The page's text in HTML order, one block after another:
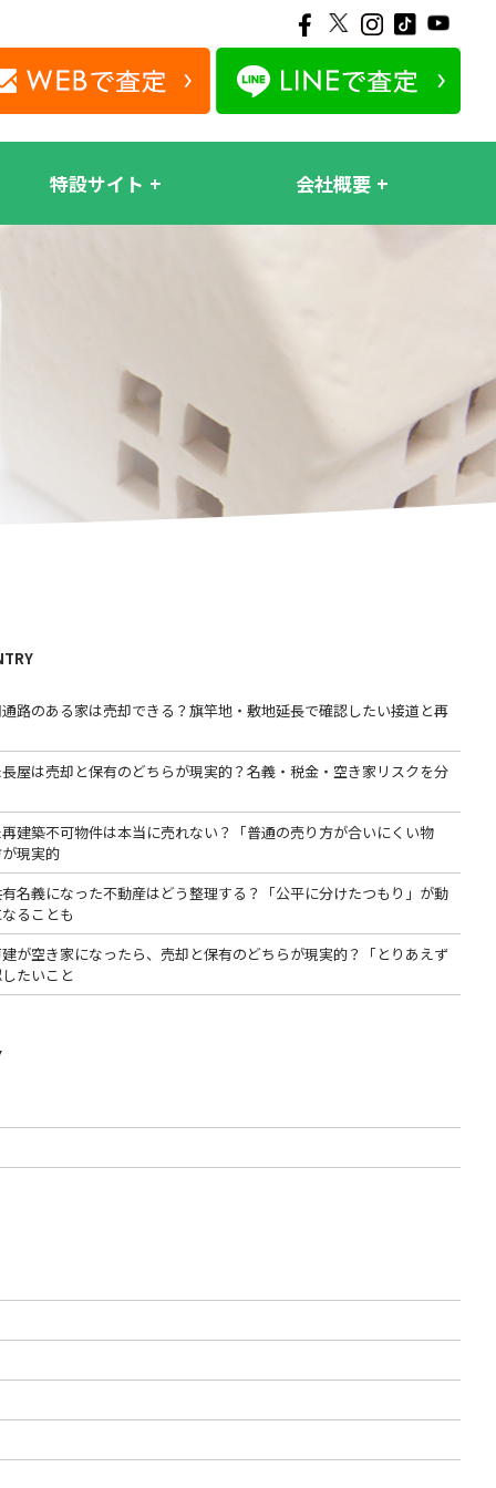
特設サイト 会社概要
通路のある家は売却できる？旗竿地・敷地延長で確認したい接道と再
屋は売却と保有のどちらが現実的？名義・税金・空き家リスクを分
建築不可物件は本当に売れない？「普通の売り方が合いにくい物
現実的
名義になった不動産はどう整理する？「公平に分けたつもり」が動
ることも
が空き家になったら、売却と保有のどちらが現実的？「とりあえず
たいこと